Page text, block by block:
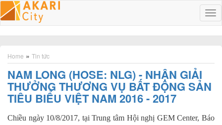
T
o
g
e
a
v
a
Home » Tin tức
NAM LONG (HOSE: NLG) - NHẬN GIẢI
THƯỞNG THƯƠNG VỤ BẤT ĐỘNG SẢN
TIÊU BIỂU VIỆT NAM 2016 - 2017
Chiều ngày 10/8/2017, tại Trung tâm Hội nghị GEM Center, Báo